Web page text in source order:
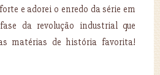
e adorei o enredo da série em
da revolução industrial que
matérias de história favorita!